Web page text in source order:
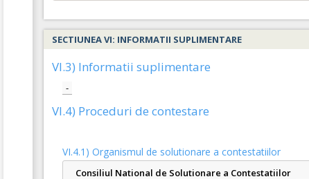
SECTIUNEA VI: INFORMATII SUPLIMENTARE
VI.3) Informatii suplimentare
-
VI.4) Proceduri de contestare
VI.4.1) Organismul de solutionare a contestatiilor
Consiliul National de Solutionare a Contestatiilor